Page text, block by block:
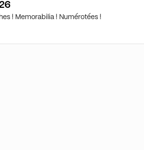
! Memorabilia ! Numérotées !